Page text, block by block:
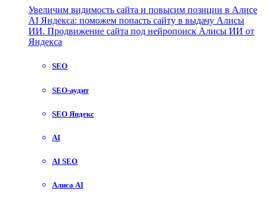
Увеличим видимость сайта и повысим позиции в Алисе
AI Яндекса: поможем попасть сайту в выдачу Алисы
ИИ. Продвижение сайта под нейропоиск Алисы ИИ от
Яндекса
SEO
SEO-аудит
SEO Яндекс
AI
AI SEO
Алиса AI